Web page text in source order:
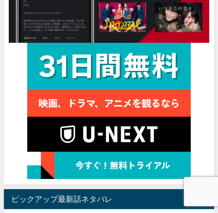
ピックアップ最新話ネタバレ